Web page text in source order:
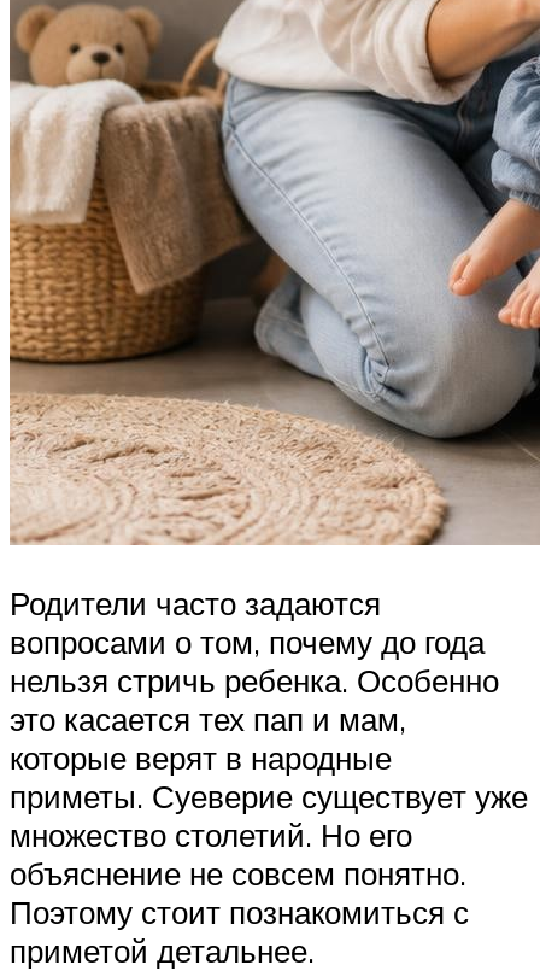
Родители часто задаются
вопросами о том, почему до года
нельзя стричь ребенка. Особенно
это касается тех пап и мам,
которые верят в народные
приметы. Суеверие существует уже
множество столетий. Но его
объяснение не совсем понятно.
Поэтому стоит познакомиться с
приметой детальнее.